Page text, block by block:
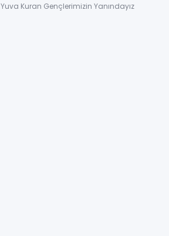
Yuva Kuran Gençlerimizin Yanındayız